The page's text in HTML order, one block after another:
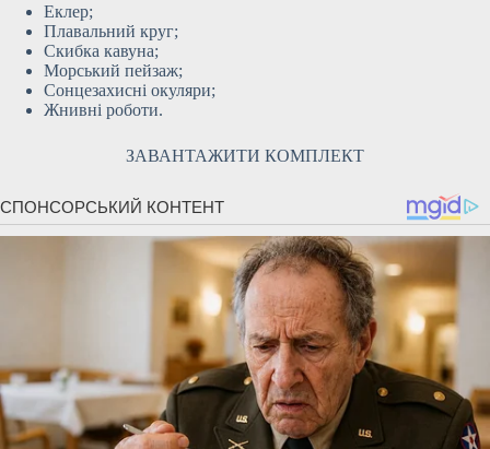
Еклер;
Плавальний круг;
Скибка кавуна;
Морський пейзаж;
Сонцезахисні окуляри;
Жнивні роботи.
ЗАВАНТАЖИТИ КОМПЛЕКТ